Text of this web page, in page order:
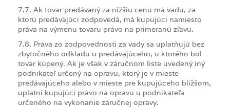
7.7. Ak tovar predávaný za nižšiu cenu má vadu, za
ktorú predávajúci zodpovedá, má kupujúci namiesto
práva na výmenu tovaru právo na primeranú zľavu.
7.8. Práva zo zodpovednosti za vady sa uplatňujú bez
zbytočného odkladu u predávajúceho, u ktorého bol
tovar kúpený. Ak je však v záručnom liste uvedený iný
podnikateľ určený na opravu, ktorý je v mieste
predávajúceho alebo v mieste pre kupujúceho bližšom,
uplatní kupujúci právo na opravu u podnikateľa
určeného na vykonanie záručnej opravy.